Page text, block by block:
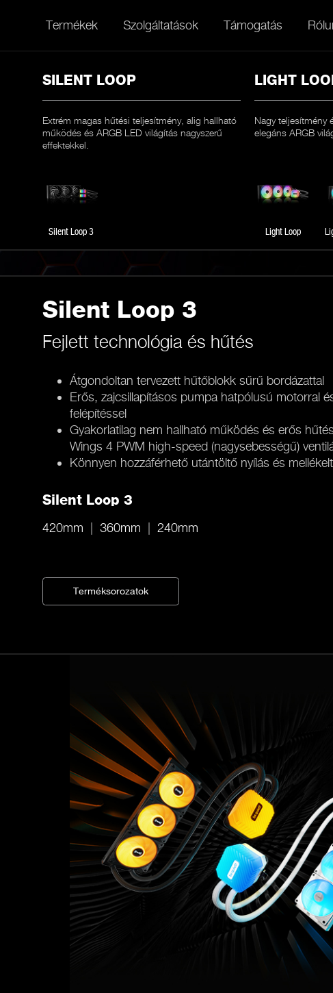
Termékek Szolgáltatások Támogatás
SILENT LOOP
Extrém magas hűtési teljesítmény, alig hallható
működés és ARGB LED világítás nagyszerű
effektekkel.
Silent Loop 3
LIGHT
Nagy teljesítmény
elegáns ARGB
Light Loop
Silent Loop 3
Fejlett technológia és hűtés
Átgondoltan tervezett hűtőblokk sűrű bordázattal
Erős, zajcsillapításos pumpa hatpólusú motorral
felépítéssel
Gyakorlatilag nem hallható működés és erős
Wings 4 PWM high-speed (nagysebességű)
Könnyen hozzáférhető utántöltő nyílás és
Silent Loop 3
420mm 360mm 240mm
Terméksorozatok